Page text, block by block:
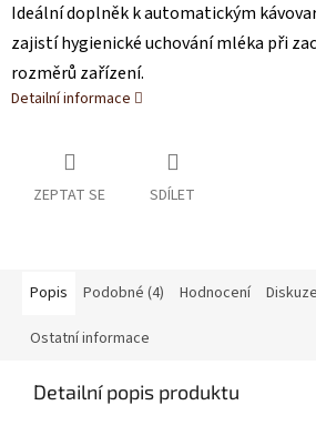
Ideální doplněk k automatickým
zajistí hygienické uchování mléka při
rozměrů zařízení.
Detailní informace
ZEPTAT SE SDÍLET
Popis Podobné (4) Hodnocení Diskuze
Ostatní informace
Detailní popis produktu